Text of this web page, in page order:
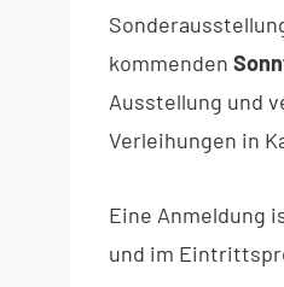
kommenden
Ausstellung und
Verleihungen in
Eine Anmeldung
und im